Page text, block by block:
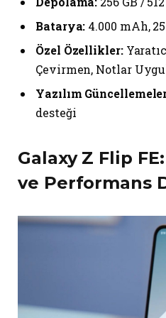
Batarya: 4.000 mAh,
Özel Özellikler:
Çevirmen, Notlar
Yazılım
desteği
Galaxy Z Flip
ve Performans